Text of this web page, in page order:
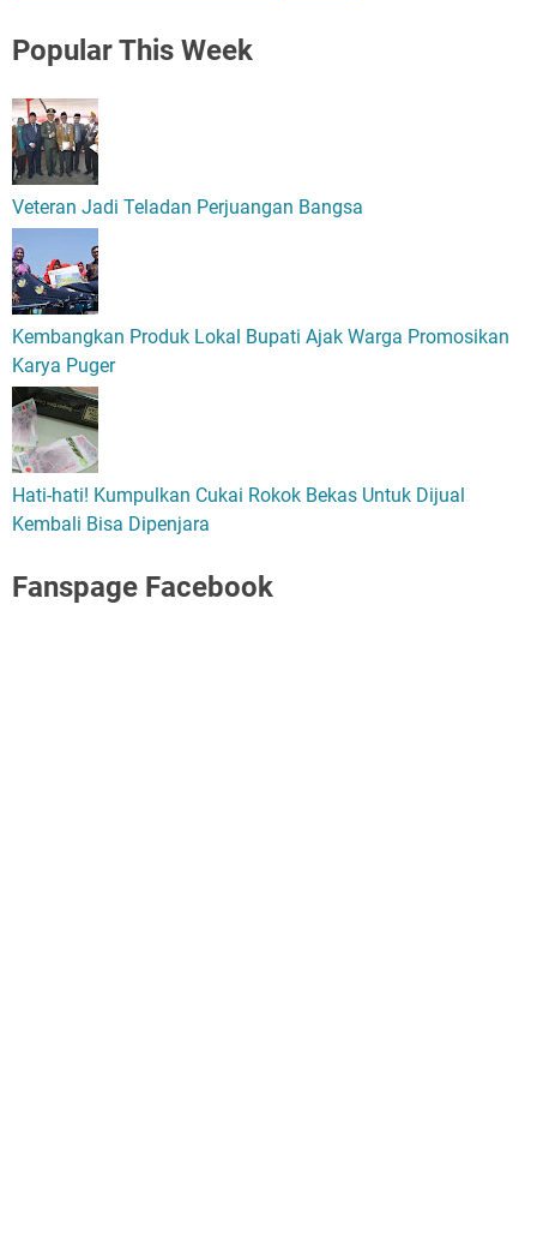
PopularThis Week
Veteran Jadi Teladan Perjuangan Bangsa
Kembangkan Produk Lokal Bupati Ajak Warga Promosikan
Karya Puger
Hati-hati! Kumpulkan Cukai Rokok Bekas Untuk Dijual
Kembali Bisa Dipenjara
Fanspage Facebook